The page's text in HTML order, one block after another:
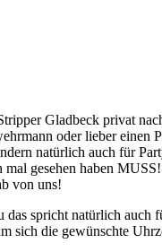
Gladbeck privat
oder lieber
natürlich auch für
gesehen haben
von uns!
spricht natürlich auch
sich die gewünschte